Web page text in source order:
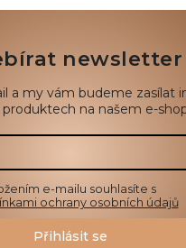
newsletter
a my vám budeme zasílat
na našem e-
Vložením e-mailu souhlasíte s
ochrany osobních údajů
Přihlásit se